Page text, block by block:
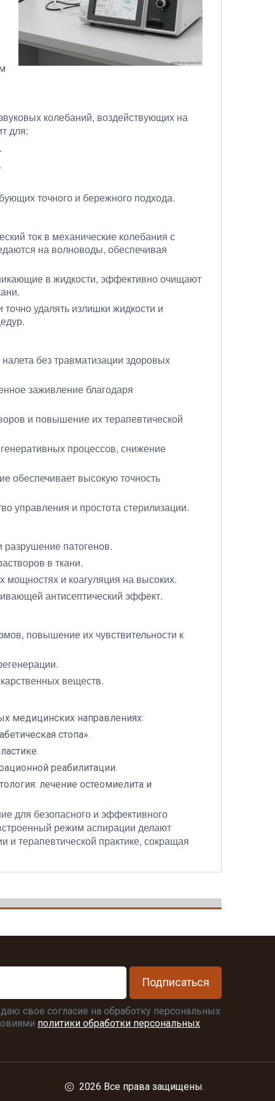
колебаний, воздействующих на
для:
точного и бережного подхода.
ток в механические колебания с
на волноводы, обеспечивая
в жидкости, эффективно очищают
удалять излишки жидкости и
без травматизации здоровых
заживление благодаря
и повышение их терапевтической
процессов, снижение
обеспечивает высокую точность
управления и простота стерилизации.
патогенов.
в ткани.
и коагуляция на высоких.
антисептический эффект.
повышение их чувствительности к
веществ.
медицинских направлениях:
стопа».
реабилитации.
лечение остеомиелита и
для безопасного и эффективного
режим аспирации делают
терапевтической практике, сокращая
Подписаться
свое согласие на обработку персональных
политики обработки персональных
2026 Все права защищены.